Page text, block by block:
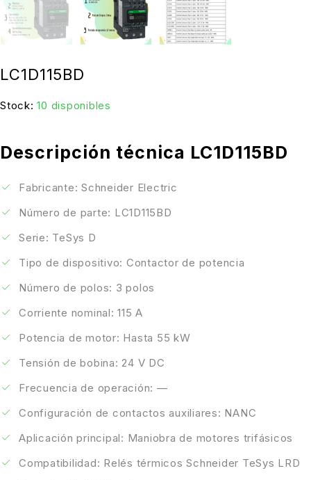
LC1D115BD
Stock: 10 disponibles
Descripción técnica LC1D115BD
Fabricante: Schneider Electric
Número de parte: LC1D115BD
Serie: TeSys D
Tipo de dispositivo: Contactor de potencia
Número de polos: 3 polos
Corriente nominal: 115 A
Potencia de motor: Hasta 55 kW
Tensión de bobina: 24 V DC
Frecuencia de operación: —
Configuración de contactos auxiliares: NANC
Aplicación principal: Maniobra de motores trifásicos
Compatibilidad: Relés térmicos Schneider TeSys LRD